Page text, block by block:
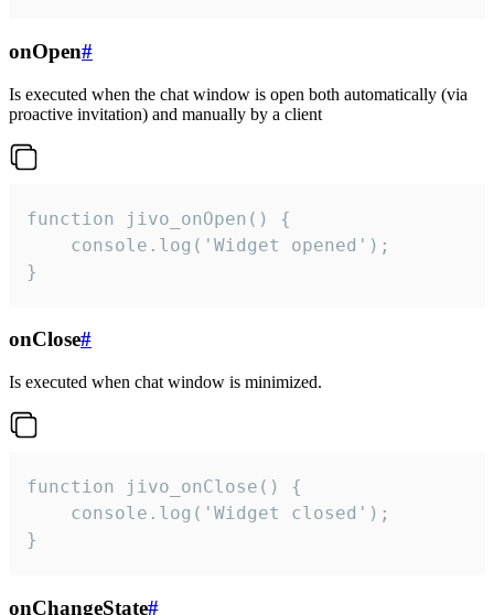
onOpen#
Is executed when the chat window is open both automatically (via
proactive invitation) and manually by a client
function jivo_onOpen() {
    console.log('Widget opened');
}
onClose#
Is executed when chat window is minimized.
function jivo_onClose() {
    console.log('Widget closed');
}
onChangeState#